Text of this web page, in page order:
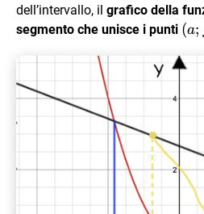
dell’intervallo, il grafico della
segmento che unisce i punti (a;